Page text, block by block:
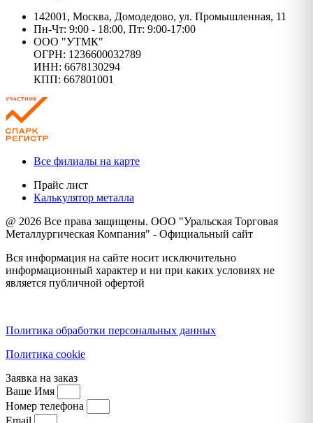
142001, Москва, Домодедово, ул. Промышленная, 11
Пн-Чт: 9:00 - 18:00, Пт: 9:00-17:00
ООО "УТМК"
ОГРН: 1236600032789
ИНН: 6678130294
КПП: 667801001
Все филиалы на карте
Прайс лист
Калькулятор металла
@ 2026 Все права защищены. ООО "Уральская Торговая
Металлургическая Компания" - Официальный сайт
Вся информация на сайте носит исключительно
информационный характер и ни при каких условиях не
является публичной офертой
Политика обработки персональных данных
Политика cookie
Заявка на заказ
Ваше Имя
Номер телефона